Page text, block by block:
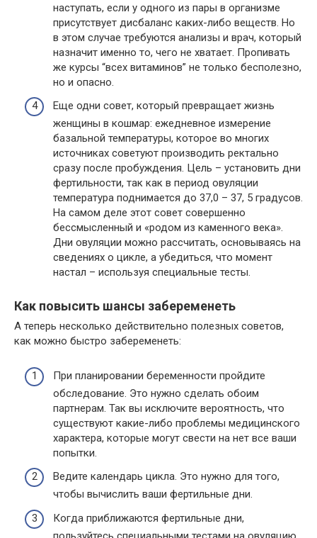
наступать, если у одного из пары в организме
присутствует дисбаланс каких-либо веществ. Но
в этом случае требуются анализы и врач, который
назначит именно то, чего не хватает. Пропивать
же курсы “всех витаминов” не только бесполезно,
но и опасно.
Еще одни совет, который превращает жизнь
женщины в кошмар: ежедневное измерение
базальной температуры, которое во многих
источниках советуют производить ректально
сразу после пробуждения. Цель – установить дни
фертильности, так как в период овуляции
температура поднимается до 37,0 – 37, 5 градусов.
На самом деле этот совет совершенно
бессмысленный и «родом из каменного века».
Дни овуляции можно рассчитать, основываясь на
сведениях о цикле, а убедиться, что момент
настал – используя специальные тесты.
Как повысить шансы забеременеть
А теперь несколько действительно полезных советов,
как можно быстро забеременеть:
При планировании беременности пройдите
обследование. Это нужно сделать обоим
партнерам. Так вы исключите вероятность, что
существуют какие-либо проблемы медицинского
характера, которые могут свести на нет все ваши
попытки.
Ведите календарь цикла. Это нужно для того,
чтобы вычислить ваши фертильные дни.
Когда приближаются фертильные дни,